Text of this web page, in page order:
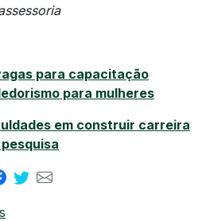
para capacitação
para mulheres
em construir carreira